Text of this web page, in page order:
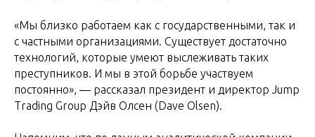
«Мы близко работаем как с государственными, так и
с частными организациями. Существует достаточно
технологий, которые умеют выслеживать таких
преступников. И мы в этой борьбе участвуем
постоянно», ― рассказал президент и директор Jump
Trading Group Дэйв Олсен (Dave Olsen).